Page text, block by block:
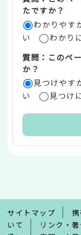
リ
ア
たですか？
わかりやす
い
わかり
質問：このペ
か？
見つけやす
い
見つけ
で
サイトマップ
いて
リンク・